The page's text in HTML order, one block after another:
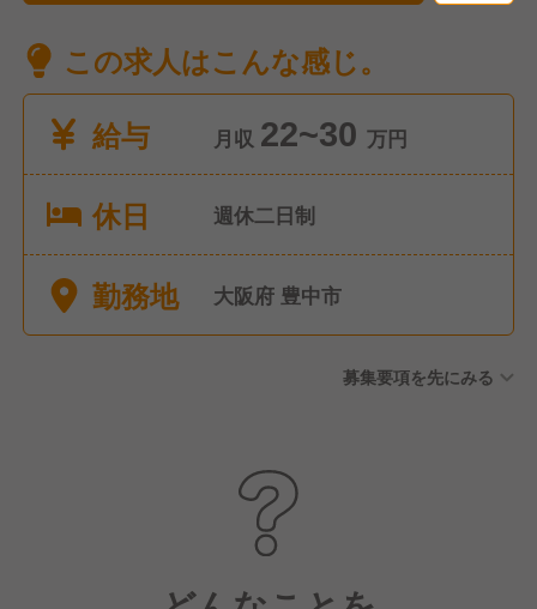
この求人はこんな感じ。
給与
月収 22~30 万円
休日 週休二日制
勤務地 大阪府 豊中市
募集要項を先にみる